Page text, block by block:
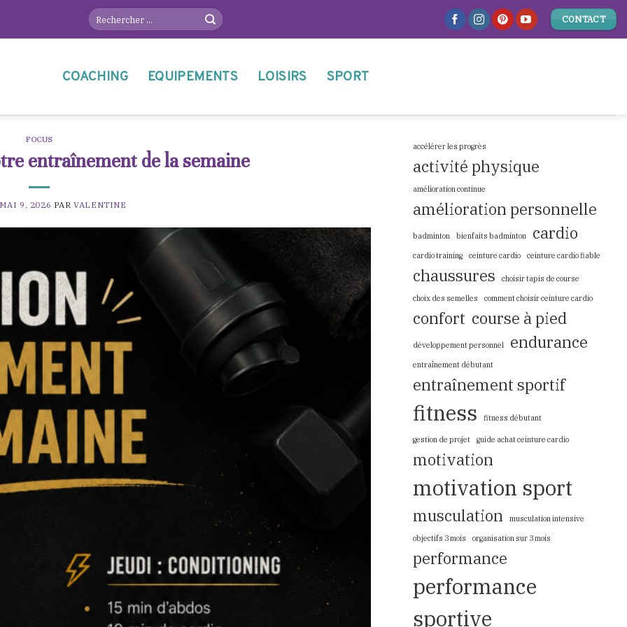
CONTACT
COACHING EQUIPEMENTS LOISIRS SPORT
FOCUS
entraînement de la semaine
9, 2026 PARVALENTINE
accélérer les progrès
activité physique
amélioration continue
amélioration personnelle
badminton bienfaits badminton cardio
cardio training ceinture cardio ceinture cardio fiable
chaussures
choisir tapis de course
choix des semelles
comment choisir ceinture cardio
confort course à pied
développement personnel endurance
entraînement débutant
entraînement sportif
fitness fitness débutant
gestion de projet guide achat ceinture cardio
motivation
motivation sport
musculation
musculation intensive
objectifs 3 mois
organisation sur 3 mois
performance
performance
sportive